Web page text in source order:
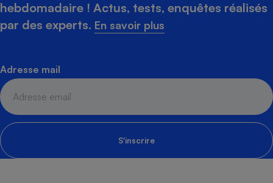
hebdomadaire ! Actus, tests, enquêtes réalisés
par des experts. En savoir plus
Adresse mail
S'inscrire